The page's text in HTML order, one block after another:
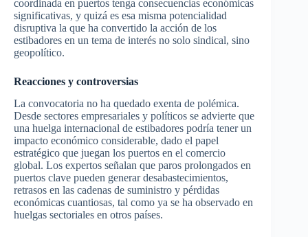
coordinada en puertos tenga consecuencias económicas
significativas, y quizá es esa misma potencialidad
disruptiva la que ha convertido la acción de los
estibadores en un tema de interés no solo sindical, sino
geopolítico.
Reacciones y controversias
La convocatoria no ha quedado exenta de polémica.
Desde sectores empresariales y políticos se advierte que
una huelga internacional de estibadores podría tener un
impacto económico considerable, dado el papel
estratégico que juegan los puertos en el comercio
global. Los expertos señalan que paros prolongados en
puertos clave pueden generar desabastecimientos,
retrasos en las cadenas de suministro y pérdidas
económicas cuantiosas, tal como ya se ha observado en
huelgas sectoriales en otros países.